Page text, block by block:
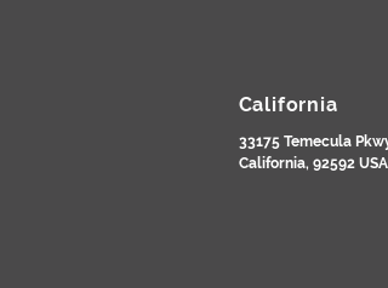
California
33175 Temecula
California, 92592 USA